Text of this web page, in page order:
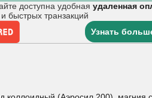
доступна удобнаяудаленная
быстрых транзакций
Узнать